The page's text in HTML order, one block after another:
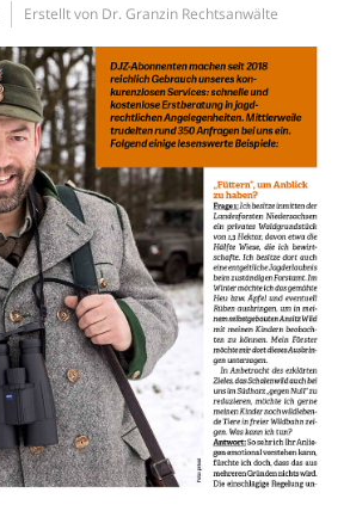
Erstellt von Dr. Granzin Rechtsanwälte